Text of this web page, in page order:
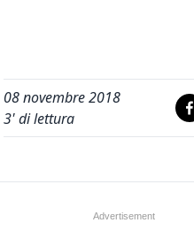
08 novembre 2018
3' di lettura